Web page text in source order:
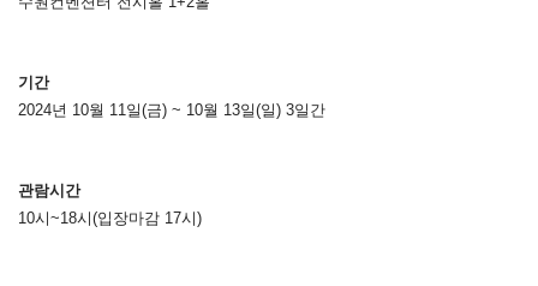
기간
2024년 10월 11일(금) ~ 10월 13일(일) 3일간
관람시간
10시~18시(입장마감 17시)